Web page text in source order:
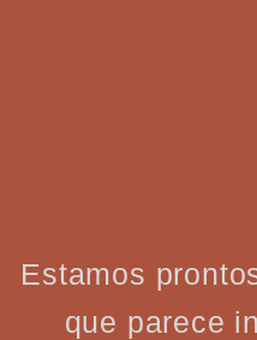
Estamos
que parece